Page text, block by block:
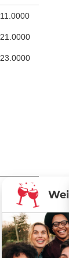
11.0000
21.0000
23.0000